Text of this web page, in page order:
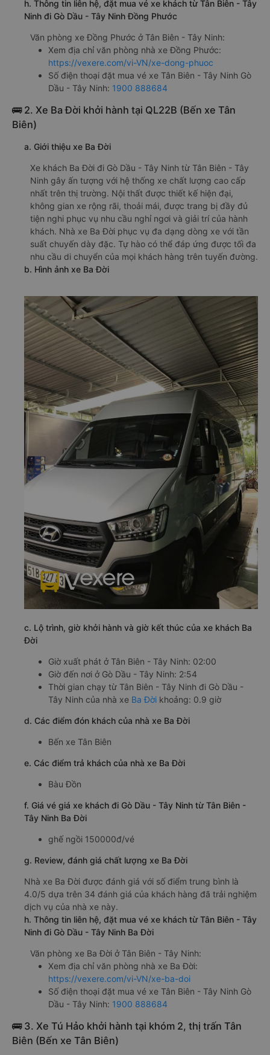
h. Thông tin liên hệ, đặt mua vé xe khách từ Tân Biên - Tây
Ninh đi Gò Dầu - Tây Ninh Đồng Phước
Văn phòng xe Đồng Phước ở Tân Biên - Tây Ninh:
Xem địa chỉ văn phòng nhà xe Đồng Phước:
https://vexere.com/vi-VN/xe-dong-phuoc
Số điện thoại đặt mua vé xe Tân Biên - Tây Ninh Gò
Dầu - Tây Ninh: 1900 888684
🚌 2. Xe Ba Đời khởi hành tại QL22B (Bến xe Tân
Biên)
a. Giới thiệu xe Ba Đời
Xe khách Ba Đời đi Gò Dầu - Tây Ninh từ Tân Biên - Tây
Ninh gây ấn tượng với hệ thống xe chất lượng cao cấp
nhất trên thị trường. Nội thất được thiết kế hiện đại,
không gian xe rộng rãi, thoải mái, được trang bị đầy đủ
tiện nghi phục vụ nhu cầu nghỉ ngơi và giải trí của hành
khách. Nhà xe Ba Đời phục vụ đa dạng dòng xe với tần
suất chuyến dày đặc. Tự hào có thể đáp ứng được tối đa
nhu cầu di chuyển của mọi khách hàng trên tuyến đường.
b. Hình ảnh xe Ba Đời
c. Lộ trình, giờ khởi hành và giờ kết thúc của xe khách Ba
Đời
Giờ xuất phát ở Tân Biên - Tây Ninh: 02:00
Giờ đến nơi ở Gò Dầu - Tây Ninh: 2:54
Thời gian chạy từ Tân Biên - Tây Ninh đi Gò Dầu -
Tây Ninh của nhà xe Ba Đời khoảng: 0.9 giờ
d. Các điểm đón khách của nhà xe Ba Đời
Bến xe Tân Biên
e. Các điểm trả khách của nhà xe Ba Đời
Bàu Đồn
f. Giá vé giá xe khách đi Gò Dầu - Tây Ninh từ Tân Biên -
Tây Ninh Ba Đời
ghế ngồi 150000đ/vé
g. Review, đánh giá chất lượng xe Ba Đời
Nhà xe Ba Đời được đánh giá với số điểm trung bình là
4.0/5 dựa trên 34 đánh giá của khách hàng đã trải nghiệm
dịch vụ của nhà xe này.
h. Thông tin liên hệ, đặt mua vé xe khách từ Tân Biên - Tây
Ninh đi Gò Dầu - Tây Ninh Ba Đời
Văn phòng xe Ba Đời ở Tân Biên - Tây Ninh:
Xem địa chỉ văn phòng nhà xe Ba Đời:
https://vexere.com/vi-VN/xe-ba-doi
Số điện thoại đặt mua vé xe Tân Biên - Tây Ninh Gò
Dầu - Tây Ninh: 1900 888684
🚌 3. Xe Tú Hảo khởi hành tại khóm 2, thị trấn Tân
Biên (Bến xe Tân Biên)